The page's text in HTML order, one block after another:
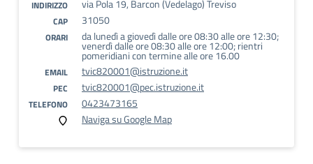
INDIRIZZO via Pola 19, Barcon (Vedelago) Treviso
CAP 31050
ORARI da lunedì a giovedì dalle ore 08:30 alle ore 12:30;
venerdì dalle ore 08:30 alle ore 12:00; rientri
pomeridiani con termine alle ore 16.00
EMAIL tvic820001@istruzione.it
PEC tvic820001@pec.istruzione.it
TELEFONO
0423473165
Naviga su Google Map